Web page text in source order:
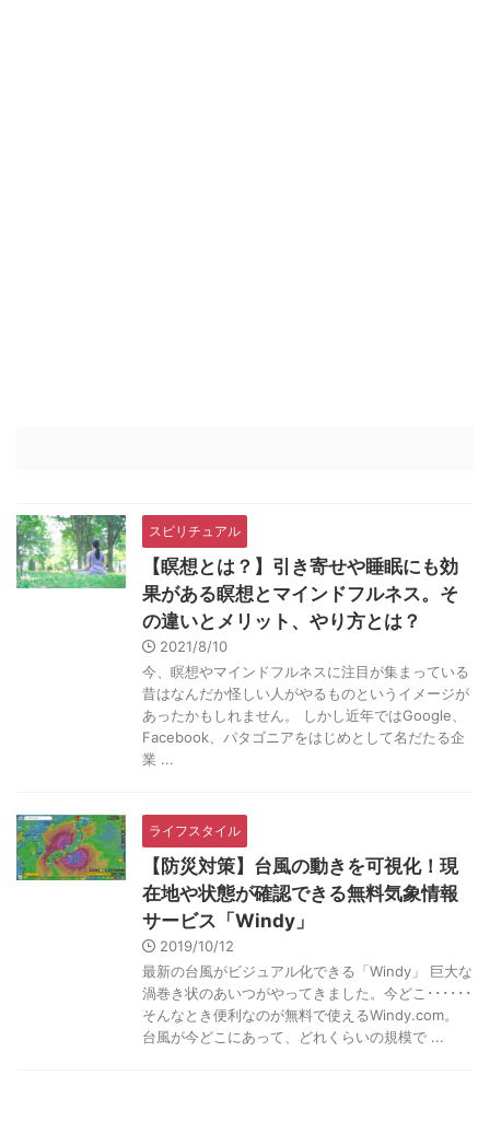
スピリチュアル
【瞑想とは？】引き寄せや睡眠にも効
果がある瞑想とマインドフルネス。そ
の違いとメリット、やり方とは？
2021/8/10
今、瞑想やマインドフルネスに注目が集まっている
昔はなんだか怪しい人がやるものというイメージが
あったかもしれません。 しかし近年ではGoogle、
Facebook、パタゴニアをはじめとして名だたる企
業 ...
ライフスタイル
【防災対策】台風の動きを可視化！現
在地や状態が確認できる無料気象情報
サービス「Windy」
2019/10/12
最新の台風がビジュアル化できる「Windy」 巨大な
渦巻き状のあいつがやってきました。今どこ･･････
そんなとき便利なのが無料で使えるWindy.com。
台風が今どこにあって、どれくらいの規模で ...